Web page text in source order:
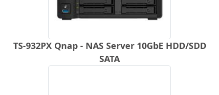
TS-932PX Qnap - NAS Server 10GbE HDD/SDD
SATA